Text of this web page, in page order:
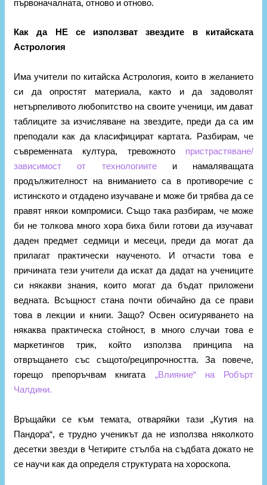
първоначалната, отново и отново.
Как да НЕ се използват звездите в китайската
Астрология
Има учители по китайска Астрология, които в желанието
си да опростят материала, както и да задоволят
нетърпеливото любопитство на своите ученици, им дават
таблиците за изчисляване на звездите, преди да са им
преподали как да класифицират картата. Разбирам, че
съвременната култура, тревожното пристрастяване/
зависимост от технологиитеи намаляващата
продължителност на вниманието са в противоречие с
истинското и отдадено изучаване и може би трябва да се
правят някои компромиси. Също така разбирам, че може
би не толкова много хора биха били готови да изучават
даден предмет седмици и месеци, преди да могат да
прилагат практически наученото. И отчасти това е
причината тези учители да искат да дадат на учениците
си някакви знания, които могат да бъдат приложени
ведната. Всъщност стана почти обичайно да се прави
това в лекции и книги. Защо? Освен осигуряването на
някаква практическа стойност, в много случаи това е
маркетингов трик, който използва принципа на
отвръщането със същото/реципрочността. За повече,
горещо препоръчвам книгата „Влияние“ на Робърт
Чалдини.
Връщайки се към темата, отваряйки тази „Кутия на
Пандора“, е трудно ученикът да не използва няколкото
десетки звезди в Четирите стълба на съдбата докато не
се научи как да определя структурата на хороскопа.